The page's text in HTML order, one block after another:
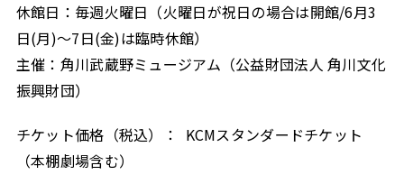
休館日：毎週火曜日（火曜日が祝日の場合は開館/6月3
日(月)～7日(金)は臨時休館）
主催：角川武蔵野ミュージアム（公益財団法人 角川文化
振興財団）
チケット価格（税込）： KCMスタンダードチケット
（本棚劇場含む）